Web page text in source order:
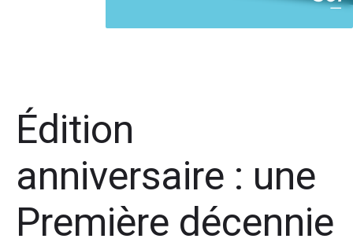
Édition
anniversaire : une
Première décennie